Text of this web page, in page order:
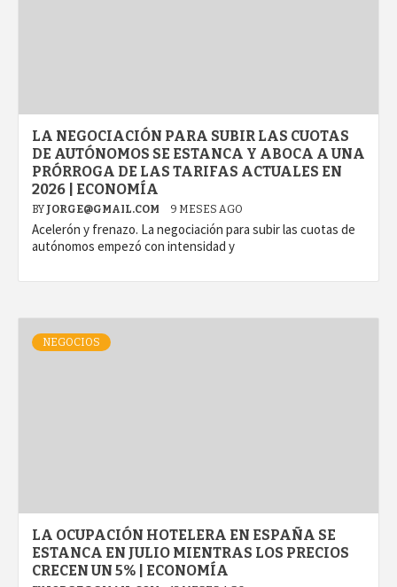
LA NEGOCIACIÓN PARA SUBIR LAS CUOTAS
DE AUTÓNOMOS SE ESTANCA Y ABOCA A UNA
PRÓRROGA DE LAS TARIFAS ACTUALES EN
2026 | ECONOMÍA
BY JORGE@GMAIL.COM 9 MESES AGO
Acelerón y frenazo. La negociación para subir las cuotas de
autónomos empezó con intensidad y
NEGOCIOS
LA OCUPACIÓN HOTELERA EN ESPAÑA SE
ESTANCA EN JULIO MIENTRAS LOS PRECIOS
CRECEN UN 5% | ECONOMÍA